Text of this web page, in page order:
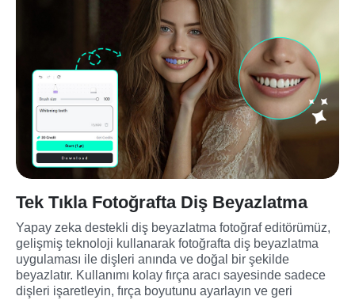
Tek Tıkla Fotoğrafta Diş Beyazlatma
Yapay zeka destekli diş beyazlatma fotoğraf editörümüz,
gelişmiş teknoloji kullanarak fotoğrafta diş beyazlatma
uygulaması ile dişleri anında ve doğal bir şekilde
beyazlatır. Kullanımı kolay fırça aracı sayesinde sadece
dişleri işaretleyin, fırça boyutunu ayarlayın ve geri